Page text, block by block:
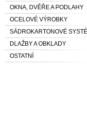
OKNA, DVĚŘE A PODLAHY
OCELOVÉ VÝROBKY
SÁDROKARTONOVÉ
DLAŽBY A OBKLADY
OSTATNÍ